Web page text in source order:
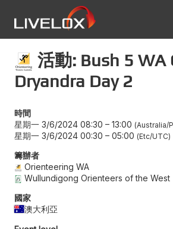
活動: Bush 5 WA
Dryandra Day 2
時間
星期一 3/6/2024 08:30 – 13:00 Australia/
星期一 3/6/2024 00:30 – 05:00 Etc/UTC
籌辦者
Orienteering WA
Wullundigong Orienteers of the West
國家
澳大利亞